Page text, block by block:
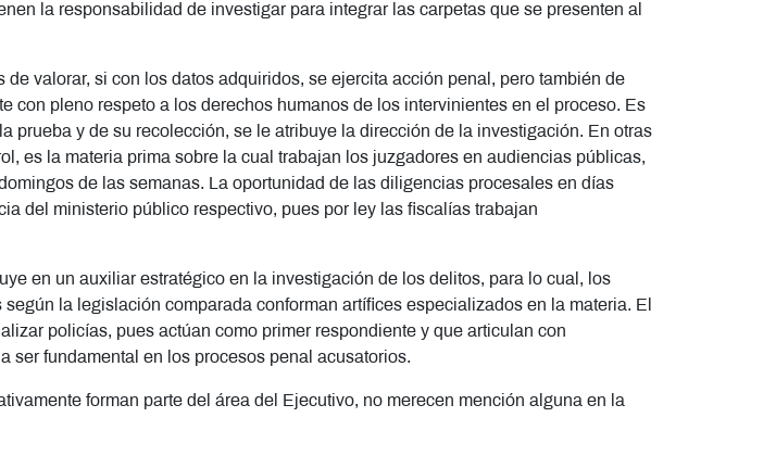
la responsabilidad de investigar para integrar las carpetas que se presenten al
valorar, si con los datos adquiridos, se ejercita acción penal, pero también de
pleno respeto a los derechos humanos de los intervinientes en el proceso. Es
prueba y de su recolección, se le atribuye la dirección de la investigación. En otras
es la materia prima sobre la cual trabajan los juzgadores en audiencias públicas,
de las semanas. La oportunidad de las diligencias procesales en días
del ministerio público respectivo, pues por ley las fiscalías trabajan
en un auxiliar estratégico en la investigación de los delitos, para lo cual, los
la legislación comparada conforman artífices especializados en la materia. El
policías, pues actúan como primer respondiente y que articulan con
ser fundamental en los procesos penal acusatorios.
forman parte del área del Ejecutivo, no merecen mención alguna en la